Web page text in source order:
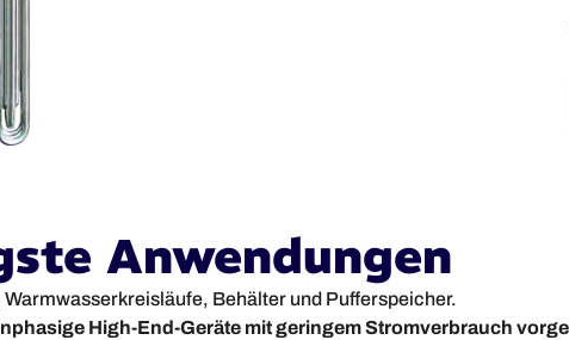
Anwendungen
Behälter und Pufferspeicher.
High-End-Geräte mit geringem Stromverbrauch